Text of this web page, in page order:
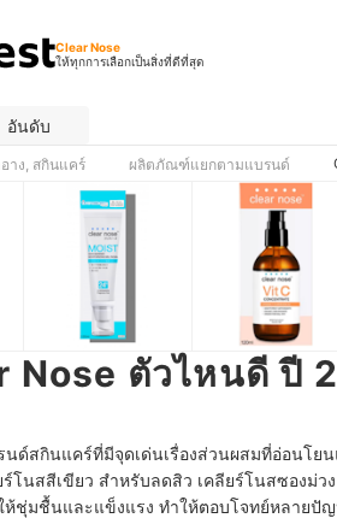
Clear Nose
ให้ทุกการเลือกเป็นสิ่งที่ดีที่สุด
อันดับ
อาง, สกินแคร์ ผลิตภัณฑ์แยกตามแบรนด์
Nose ตัวไหนดี ปี
นด์สกินแคร์ที่มีจุดเด่นเรื่องส่วนผสมที่อ่อนโย
โนสสีเขียว สำหรับลดสิว เคลียร์โนสซองม่ว
ห้ชุ่มชื้นและแข็งแรง ทำให้ตอบโจทย์หลายปั